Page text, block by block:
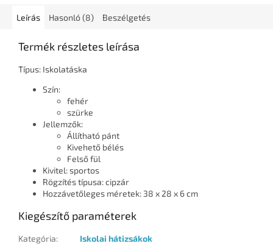
Leírás Hasonló (8) Beszélgetés
Termék részletes leírása
Típus: Iskolatáska
Szín:
fehér
szürke
Jellemzők:
Állítható pánt
Kivehető bélés
Felső fül
Kivitel: sportos
Rögzítés típusa: cipzár
Hozzávetőleges méretek: 38 x 28 x 6 cm
Kiegészítő paraméterek
Kategória:
Iskolai hátizsákok